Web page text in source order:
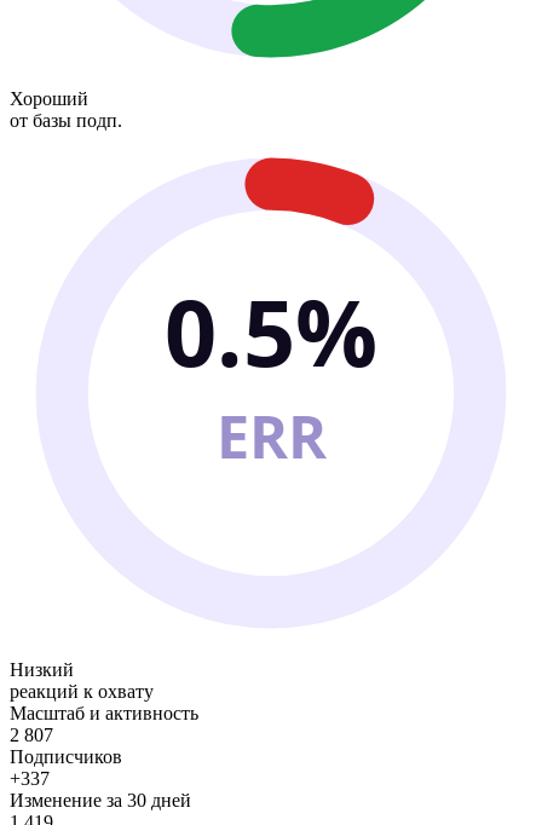
Хороший
от базы подп.
0.5%
ERR
Низкий
реакций к охвату
Масштаб и активность
2 807
Подписчиков
+337
Изменение за 30 дней